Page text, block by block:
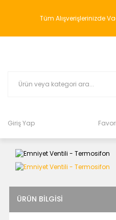
Tüm Alışverişlerinizde
Giriş Yap
ÜRÜN BILGISI